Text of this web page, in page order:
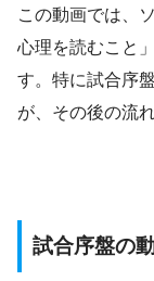
この動画では、
心理を読むこと
す。特に試合序
が、その後の流
試合序盤の